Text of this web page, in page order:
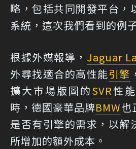
略，包括共同開發平台，
系統，這次我們看到的例
根據外媒報導， Jaguar
外尋找適合的高性能引擎
擴大市場版圖的SVR性
時，德國豪華品牌BMW也
是否有引擎的需求，以解
所增加的額外成本。